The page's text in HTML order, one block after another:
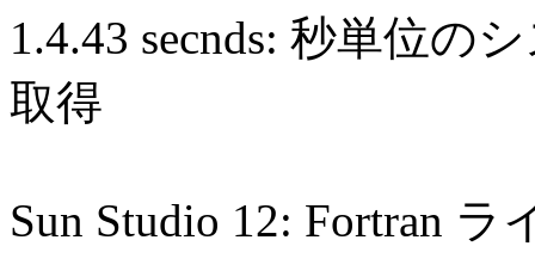
1.4.43 secnds: 秒単位の
取得
Sun Studio 12: Fortran